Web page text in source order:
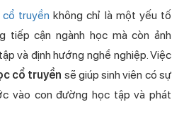
truyền không chỉ là một yếu tố
tiếp cận ngành học mà còn ảnh
và định hướng nghề nghiệp. Việc
cổ truyền sẽ giúp sinh viên có sự
vào con đường học tập và phát